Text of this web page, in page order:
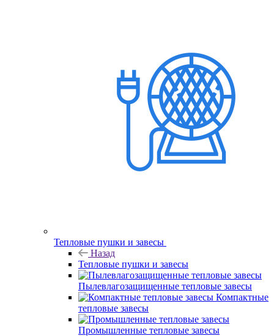
Тепловые пушки и завесы
Назад
Тепловые пушки и завесы
Пылевлагозащищенные тепловые завесы
Компактные
тепловые завесы
Промышленные тепловые завесы